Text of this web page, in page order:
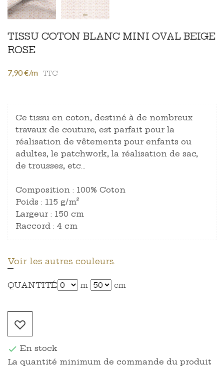
TISSU COTON BLANC MINI OVAL BEIGE
ROSE
7,90 €/m TTC
Ce tissu en coton, destiné à de nombreux
travaux de couture, est parfait pour la
réalisation de vêtements pour enfants ou
adultes, le patchwork, la réalisation de sac,
de trousses, etc…
Composition : 100% Coton
Poids : 115 g/m²
Largeur : 150 cm
Raccord : 4 cm
Voir les autres couleurs.
QUANTITÉ m cm
 En stock
La quantité minimum de commande du produit